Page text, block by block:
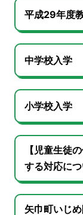
平成29年度
中学校入学
小学校入学
【児童生徒
する対応に
矢巾町いじ